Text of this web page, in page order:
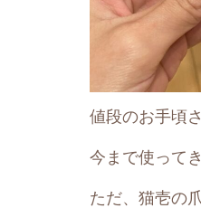
値段のお手頃
今まで使って
ただ、猫壱の